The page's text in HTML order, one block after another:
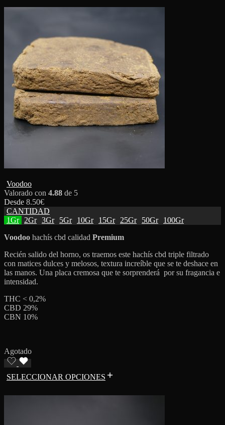
Voodoo
Valorado con 4.88 de 5
Desde 8.50€
CANTIDAD
1Gr
2Gr 3Gr 5Gr 10Gr 15Gr 25Gr 50Gr
100Gr
Voodoo hachís cbd calidad Premium
Recién salido del horno, os traemos este hachís cbd triple filtrado
con matices dulces y melosos, textura increíble que se te deshace en
las manos. Una placa cremosa que te sorprenderá por su fragancia e
intensidad.
THC < 0,2%
CBD 29%
CBN 10%
Agotado
SELECCIONAR OPCIONES